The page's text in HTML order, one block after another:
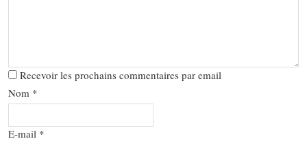
Recevoir les prochains commentaires par email
Nom *
E-mail *